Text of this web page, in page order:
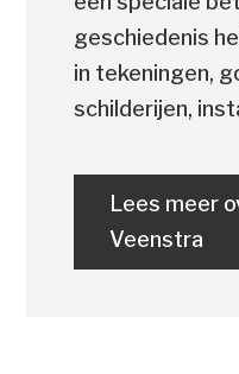
geschiedenis
in tekeningen,
schilderijen,
Lees meer
Veenstra